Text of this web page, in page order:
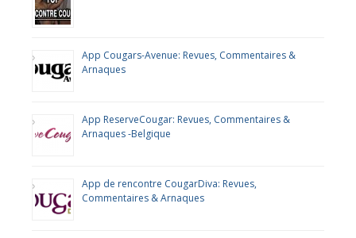
App Cougars-Avenue: Revues, Commentaires &
Arnaques
App ReserveCougar: Revues, Commentaires &
Arnaques -Belgique
App de rencontre CougarDiva: Revues,
Commentaires & Arnaques